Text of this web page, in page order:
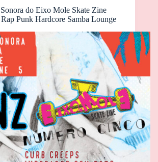
do Eixo Mole Skate Zine
Punk Hardcore Samba Lounge